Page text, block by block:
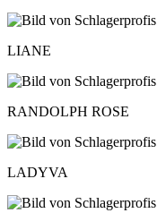
LIANE
RANDOLPH ROSE
LADYVA